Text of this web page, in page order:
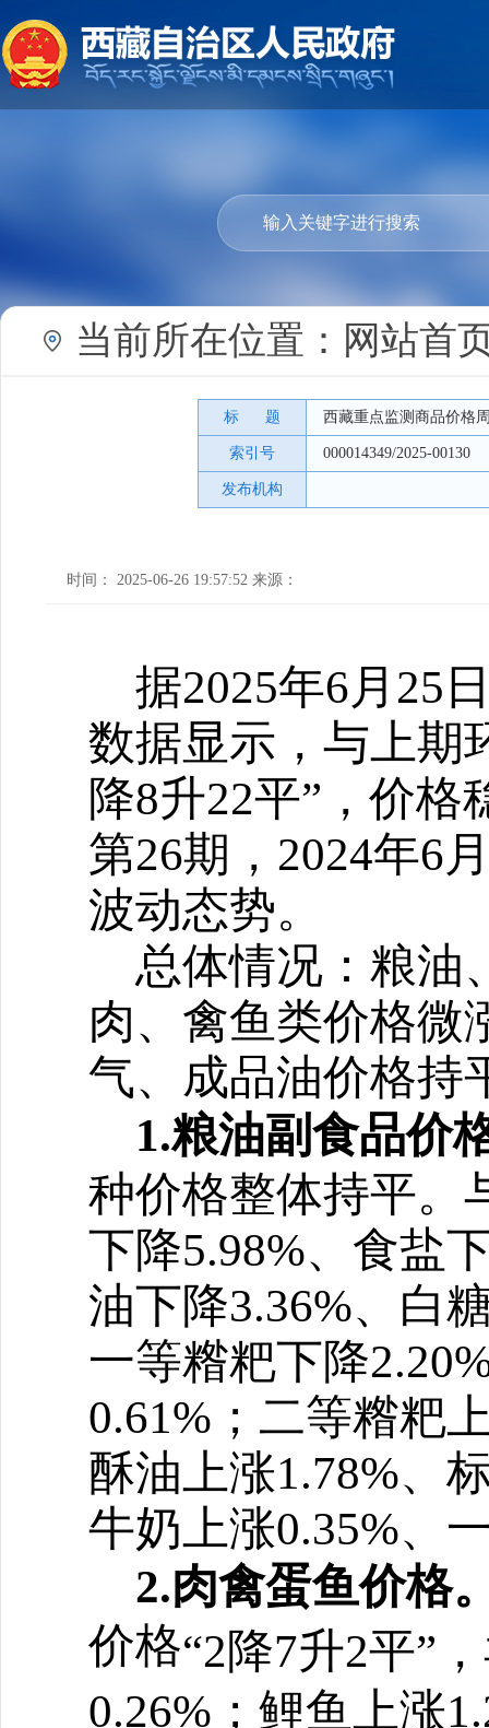
当前所在位置： 网站首
标 题 西藏重点监测商品价格
索引号 000014349/2025-00130
发布机构
时间： 2025-06-26 19:57:52 来源：
据2025年6月25
数据显示，与上期
降8升22平” ，价格
第26期，2024年6
波动态势。
总体情况： 粮油
肉、禽鱼类价格微
气、 成品油价格持
1.粮油副食品价
种价格整体持平。
下降5.98%、食盐
油下降3.36%、白
一等糌粑下降
0.61%；二等糌粑
酥油上涨1.78%、
牛奶上涨0.35%、
2.肉禽蛋鱼价格
价格“2降7升2平”
0.26%；鲤鱼上涨